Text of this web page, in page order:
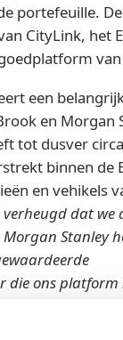
portefeuille.
CityLink, het
een
en Morgan
tot dusver
binnen de
en vehikels
verheugd dat we
Stanley
ons platform
Giusti,